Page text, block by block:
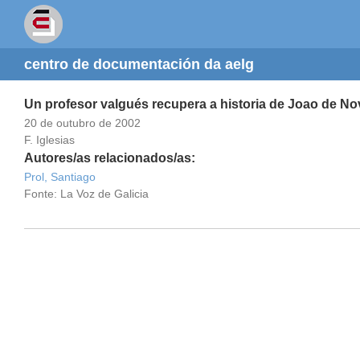
centro de documentación da aelg
Un profesor valgués recupera a historia de Joao de
20 de outubro de 2002
F. Iglesias
Autores/as relacionados/as:
Prol, Santiago
Fonte: La Voz de Galicia